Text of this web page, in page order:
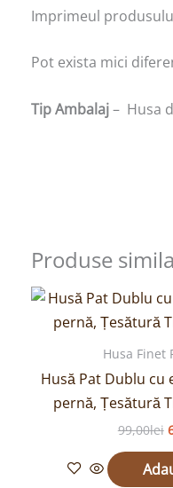
Imprimeul
Pot exista mici
Tip Ambalaj– Husa
Produse
Husa Finet
Husă Pat Dublu cu
pernă, Țesătură
99,00lei
a